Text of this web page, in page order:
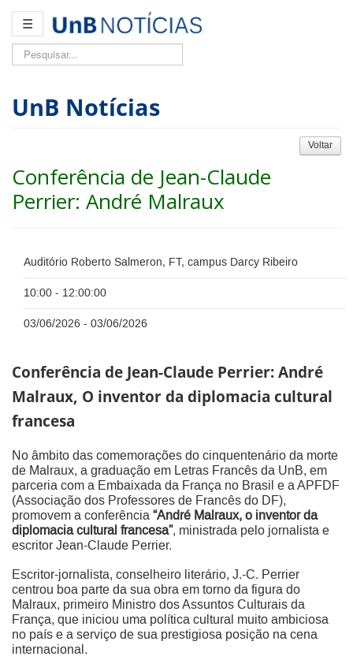
☰
Pesquisar...
UnB Notícias
Voltar
Conferência de Jean-Claude
Perrier: André Malraux
Auditório Roberto Salmeron, FT, campus Darcy Ribeiro
10:00 - 12:00:00
03/06/2026 - 03/06/2026
Conferência de Jean-Claude Perrier: André
Malraux, O inventor da diplomacia cultural
francesa
No âmbito das comemorações do cinquentenário da morte
de Malraux, a graduação em Letras Francês da UnB, em
parceria com a Embaixada da França no Brasil e a APFDF
(Associação dos Professores de Francês do DF),
promovem a conferência “André Malraux, o inventor da
diplomacia cultural francesa”, ministrada pelo jornalista e
escritor Jean-Claude Perrier.
Escritor-jornalista, conselheiro literário, J.-C. Perrier
centrou boa parte da sua obra em torno da figura do
Malraux, primeiro Ministro dos Assuntos Culturais da
França, que iniciou uma política cultural muito ambiciosa
no país e a serviço de sua prestigiosa posição na cena
internacional.